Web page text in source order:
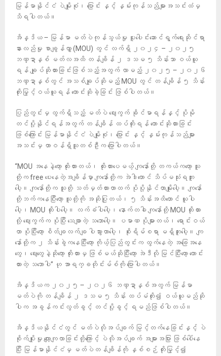
မြန်မာနိုင်ငံ ပဲမျိုးစုံ၊ ပြောင်း နှင့် နှမ်းကုန်သည်များအသင်းထံမှ
သိရပါတယ်။
အိန္ဒိယ – မြန်မာ မတ်ပဲကုန်သွယ်မှု ပူးပေါင်းဆောင်ရွက်ရေးဆိုင်ရာ
နားလည်မှု စာချွန်လွှာ (MOU) တွင် လက်ရှိ ၂၀၂၄ – ၂၀၂၅
ဘဏ္ဍာနှစ် မတ်လအထိ တန်ချိန် ၂ ဒသမ ၅ သိန်းသာ ဝယ်ယူ
ရန် ချုပ်ဆိုထားခြင်းဖြစ်သည့်အတွက် လာမည့် ၂၀၂၅ – ၂၀၂၆
ဘဏ္ဍာနှစ်တွင် အသစ်ချုပ်ဆိုမည့် MOU တွင် တန်ချိန် ၅ သိန်း
တိုးမြှင့်ဝယ်ယူရန် တောင်းဆိုခဲ့ခြင်း ဖြစ်ပါတယ်။
ပြည်တွင်းမှ ထွက်ရှိသည့် မတ်ပဲ ဈေးကွက် ခိုင်မာရန်နှင့် ပိုမို
တင်ပို့နိုင်ရန်အတွက် တန်ချိန် ထပ်တိုးရန် တောင်းဆိုထားခြင်း
ဖြစ်ကြောင်း မြန်မာနိုင်ငံ ပဲမျိုးစုံ၊ ပြောင်း နှင့် နှမ်းကုန်သည်များ
အသင်းမှ တာဝန်ရှိသူတစ်ဦးက ပြောပါတယ်။
“MOU အနေနဲ့တော့ ထိုးထားတယ်၊ ထိုးထားပေမယ့် ကျနော်တို့ တကယ်ကတော့ သူ
တို့က free ပေးနေတဲ့အချိန်မှာ ကျနော်တို့က အဲဒါတောင် သိပ်မသုံးရဘူး
ပေါ့။ ကျနော်တို့က သူတို့ သတ်မှတ်ထားတာထက် ပိုပို့နိုင်တာမျိုးပေါ့။ ကျနော်
တို့ဘက်ကနေပြီးတော့ သူတို့ကို အဆိုပြုတယ်၊ ၅ သိန်းအထိတောင် ယူပါ
ပေါ့၊ MOU ထိုးပါပေါ့။ လက်ခံပါပေါ့၊ နောက်တခါ ကျနော်တို့ MOU ထိုးထား
လို့ ဈေးကွက်က ပိုပြီး သေချာတဲ့ သဘောပေါ့။ ပမာဏ ပိုများတယ်၊ ရောင်းဝယ်
တာ ပိုပြီးတော့ စိတ်ချလက်ချ ပါသွားတာပေါ့၊ စိုးရိမ်စရာ မရှိဘူးပေါ့။ ကျ
နော်တို့က ၂ သိန်းခွဲကနေပြီးတော့ ကိုယ့်ပြည်တွင်းက ထွက်နေတဲ့ အခြေအနေ
တွေ၊ ဈေးတွေနဲ့ဆိုတော့ တိုးထားမှ ဖြစ်မယ်ဆိုပြီးတော့ အဲဒီလို မြင်ပြီးတော့ တောင်း
ထားတဲ့ သဘောပါ” ဟု အာရက္ခတိုင်းမ်စ်ကို ပြောပါတယ်။
အိန္ဒိယက ၂၀၂၅ – ၂၀၂၆ ဘဏ္ဍာနှစ်အတွက် မြန်မာ
မတ်ပဲကို တန်ချိန် ၂ ဒသမ ၅ သိန်း ထပ်မံတိုး၍ ဝယ်ယူမည်ဆို
ပါက အခွန်ကင်းလွတ်ခွင့် တင်ပို့ခွင့် ရမည်ဖြစ်ပါတယ်။
အိန္ဒိယနိုင်ငံတွင် မတ်ပဲလိုအပ်ချက် မြင့်တက်နေခြင်းနှင့် ပဲ
စိုက်ပျိုးမှု လျော့ကျလာခြင်းတို့ကြောင့် ပဲလိုအပ်ချက် အများအပြား ဖြစ်ပေါ်နေ
ပြီး မြန်မာနိုင်ငံမှ မတ်ပဲတန်ချိန်ကို နှစ်စဉ် တိုးမြှင့်၍